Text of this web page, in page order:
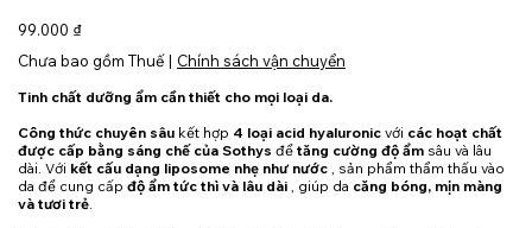
Giá
99.000 ₫
Chưa bao gồm Thuế | Chính sách vận chuyển
Tinh chất dưỡng ẩm cần thiết cho mọi loại da.
Công thức chuyên sâu kết hợp 4 loại acid hyaluronic với các hoạt chất
được cấp bằng sáng chế của Sothys để tăng cường độ ẩm sâu và lâu
dài. Với kết cấu dạng liposome nhẹ như nước , sản phẩm thẩm thấu vào
da để cung cấp độ ẩm tức thì và lâu dài , giúp da căng bóng, mịn màng
và tươi trẻ